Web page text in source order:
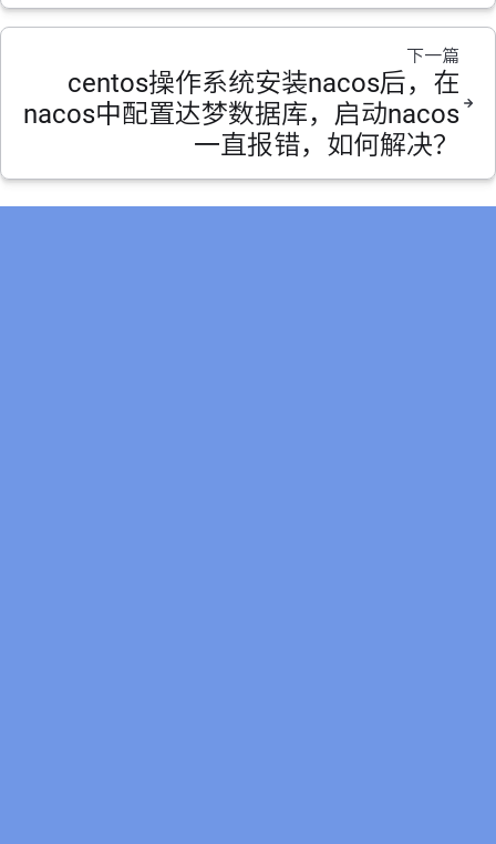
下一篇
centos操作系统安装nacos后，在
nacos中配置达梦数据库，启动nacos
一直报错，如何解决？